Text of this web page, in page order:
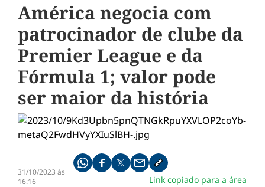
América negocia com
patrocinador de clube da
Premier League e da
Fórmula 1; valor pode
ser maior da história
31/10/2023 às
16:16
Compartilhe pelo whatsapp
Compartilhar no facebook
Compartilhar no twitter
Compartilhe pelo email
Copiar link da notícia
Link copiado para a área